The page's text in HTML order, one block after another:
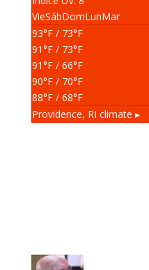
VieSábDomLunMar
93°F/ 73°F
91°F/ 73°F
91°F/ 66°F
90°F/ 70°F
88°F/ 68°F
Providence, RI climate ▸